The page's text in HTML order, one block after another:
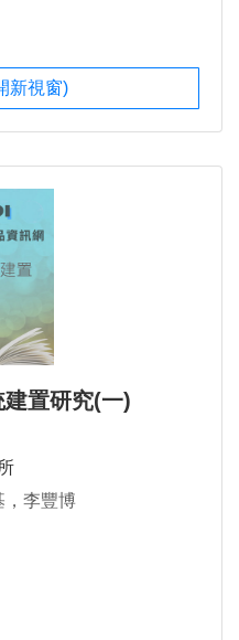
新視窗)
置研究(一)
，李豐博